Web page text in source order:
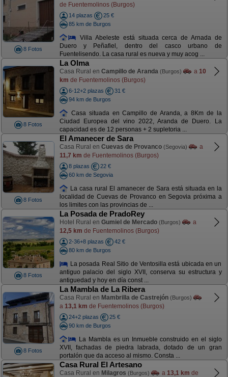
8 Fotos
de Fuentemolinos (Burgos)
14 plazas
25 €
85 km de Burgos
Villa Abeleste está situada cerca de Arnada de
Duero y Peñafiel, dentro del casco urbano de
Fuentelisendo. La casa rural es nueva y muy acog ...
8 Fotos
La Olma
Casa Rural en Campillo de Aranda (Burgos) a 10
km de Fuentemolinos (Burgos)
6-12+2 plazas
31 €
94 km de Burgos
Casa situada en Campillo de Aranda, a 8Km de la
Ciudad Europea del vino 2022, Aranda de Duero. La
capacidad es de 12 personas + 2 supletoria ...
8 Fotos
El Amanecer de Sara
Casa Rural en Cuevas de Provanco (Segovia)
a
11,7 km de Fuentemolinos (Burgos)
8 plazas
22 €
60 km de Segovia
La casa rural El amanecer de Sara está situada en la
localidad de Cuevas de Provanco en Segovia próxima a
los limites con las provincias de ...
8 Fotos
La Posada de PradoRey
Hotel Rural en Gumiel de Mercado (Burgos)
a
12,5 km de Fuentemolinos (Burgos)
2-36+8 plazas
42 €
80 km de Burgos
La posada Real Sitio de Ventosilla está ubicada en un
antiguo palacio del siglo XVII, conserva su estructura y
antiguedad y hoy en día const ...
8 Fotos
La Mambla de La Ribera
Casa Rural en Mambrilla de Castrejón (Burgos)
a 13,1 km de Fuentemolinos (Burgos)
24+2 plazas
25 €
90 km de Burgos
La Mambla es un Inmueble construido en el siglo
XVII, fachadas de piedra labrada, dotado de un gran
portalón que da acceso al mismo. Consta ...
Casa Rural El Artesano
Casa Rural en Milagros (Burgos) a 13,1 km de